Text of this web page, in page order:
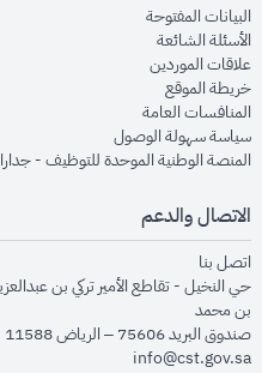
البيانات المفتوحةin new window
الأسئلة الشائعةopens in new window
علاقات الموردينopens in new window
خريطة الموقعopens in new window
المنافسات العامةin new window
سياسة سهولة الوصولin new window
المنصة الوطنية الموحدة للتوظيف -
الاتصال والدعم
اتصل بنا
حي النخيل - تقاطع الأمير تركي بن
بن محمد
صندوق البريد 75606 – الرياض 11588
info@cst.gov.sa